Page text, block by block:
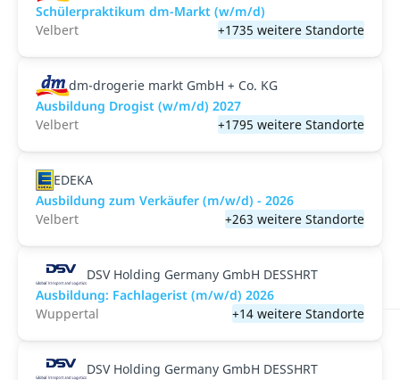
Schülerpraktikum dm-Markt (w/m/d)
Velbert
+1735 weitere Standorte
dm-drogerie markt GmbH + Co. KG
Ausbildung Drogist (w/m/d) 2027
Velbert
+1795 weitere Standorte
EDEKA
Ausbildung zum Verkäufer (m/w/d) - 2026
Velbert
+263 weitere Standorte
DSV Holding Germany GmbH DESSHRT
Ausbildung: Fachlagerist (m/w/d) 2026
Wuppertal
+14 weitere Standorte
DSV Holding Germany GmbH DESSHRT